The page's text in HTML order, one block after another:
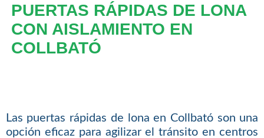
PUERTAS RÁPIDAS DE LONA
CON AISLAMIENTO EN
COLLBATÓ
Las puertas rápidas de lona en Collbató son una
opción eficaz para agilizar el tránsito en centros